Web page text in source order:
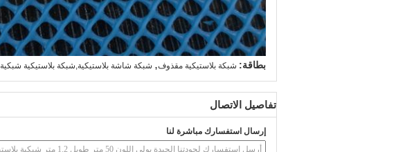
بطاقة: شبكة بلاستيكية مقذوف, شبكة شاشة بلاستيكية,شبكة بلاستيكية شبكية
تفاصيل الاتصال
إرسال استفسارك مباشرة لنا